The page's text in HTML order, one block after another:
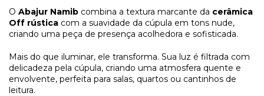
O Abajur Namib combina a textura marcante da cerâmica
Off rústica com a suavidade da cúpula em tons nude,
criando uma peça de presença acolhedora e sofisticada.
Mais do que iluminar, ele transforma. Sua luz é filtrada com
delicadeza pela cúpula, criando uma atmosfera quente e
envolvente, perfeita para salas, quartos ou cantinhos de
leitura.